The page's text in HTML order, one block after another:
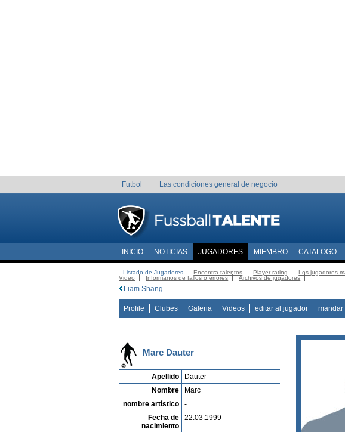
Futbol Las condiciones general de negocio
INICIO NOTICIAS JUGADORES MIEMBRO CATALOGO
Listado de Jugadores Encontra talentos Player rating Los jugadores
Video
Informanos de fallos o errores Archivos de jugadores
Liam Shang
Profile Clubes Galeria Videos editar al jugador mandar
Marc Dauter
Apellido
Dauter
Nombre
Marc
nombre artístico
-
Fecha de
nacimiento
22.03.1999